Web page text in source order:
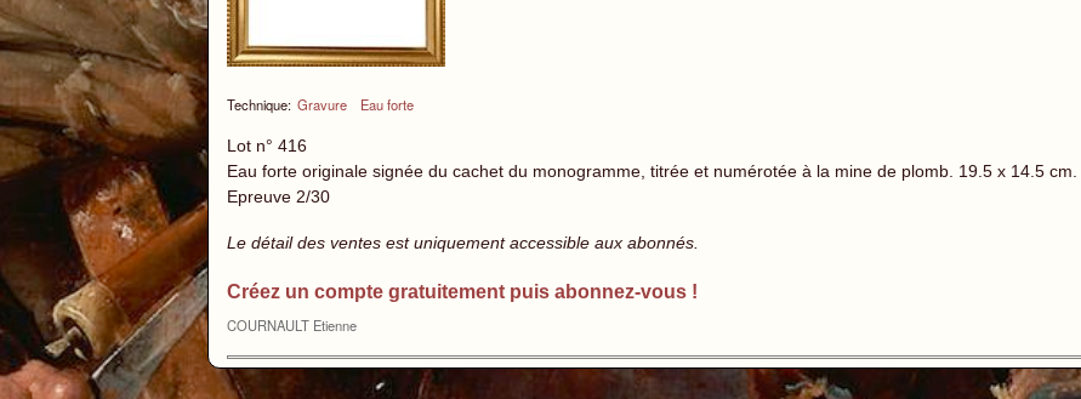
Technique: Gravure Eau forte
Lot n° 416
Eau forte originale signée du cachet du monogramme, titrée et numérotée à la mine de plomb. 19.5 x 14.5 cm.
Epreuve 2/30
Le détail des ventes est uniquement accessible aux abonnés.
Créez un compte gratuitement puis abonnez-vous !
COURNAULT Etienne